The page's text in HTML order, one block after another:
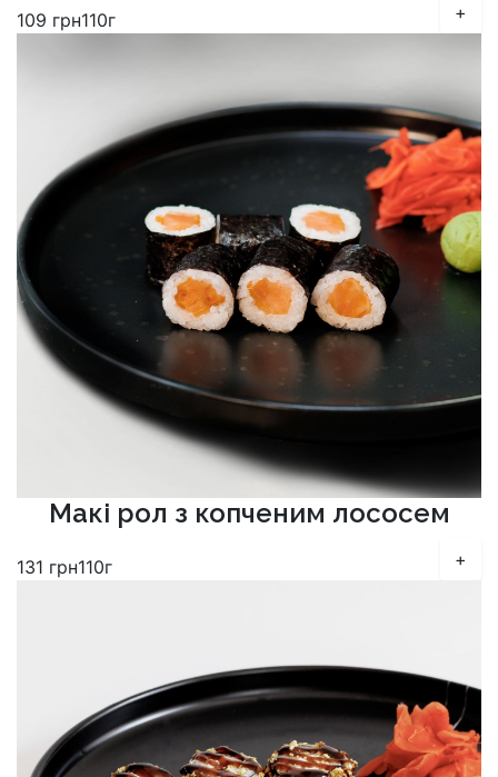
109 грн110г +
Макі рол з копченим лососем
131 грн110г +